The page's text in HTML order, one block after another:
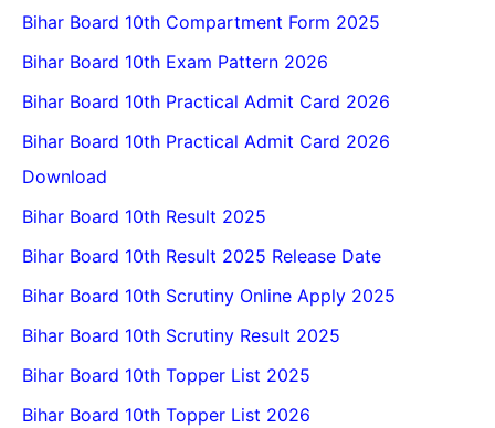
Bihar Board 10th Compartment Form 2025
Bihar Board 10th Exam Pattern 2026
Bihar Board 10th Practical Admit Card 2026
Bihar Board 10th Practical Admit Card 2026
Download
Bihar Board 10th Result 2025
Bihar Board 10th Result 2025 Release Date
Bihar Board 10th Scrutiny Online Apply 2025
Bihar Board 10th Scrutiny Result 2025
Bihar Board 10th Topper List 2025
Bihar Board 10th Topper List 2026